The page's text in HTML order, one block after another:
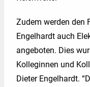
Zudem werden den
Engelhardt auch
angeboten. Dies
Kolleginnen und
Dieter Engelhardt.